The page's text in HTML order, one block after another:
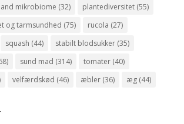
mikrobiome (32) plantediversitet(55)
og tarmsundhed (75) rucola (27)
squash (44) stabilt blodsukker(35)
sund mad (314) tomater(40)
velfærdskød (46) æbler(36) æg(44)